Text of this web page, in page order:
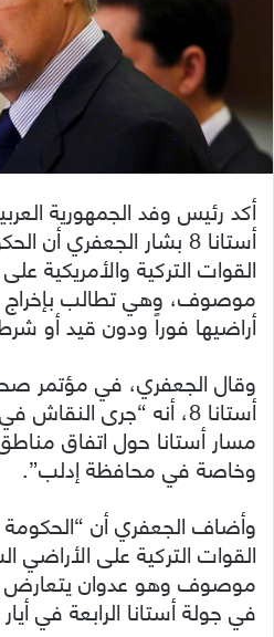
أكد رئيس وفد الجمهورية
أستانا 8 بشار الجعفري
القوات التركية والأمريكية
موصوف، وهي تطالب بإخراج
أراضيها فوراً ودون قيد أو
وقال الجعفري، في مؤتمر
أستانا 8، أنه “جرى
مسار أستانا حول اتفاق
وخاصة في محافظة إدلب”.
وأضاف الجعفري أن “الحكومة
القوات التركية على الأراضي
موصوف وهو عدوان يتعارض
في جولة أستانا الرابعة في